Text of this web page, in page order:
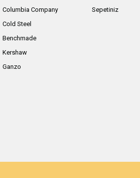
Columbia Company
Cold Steel
Benchmade
Kershaw
Ganzo
Sepetiniz